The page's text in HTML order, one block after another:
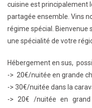
cuisine est principalement
partagée ensemble. Vins
régime spécial. Bienvenue
une spécialité de votre
Hébergement en sus,
-> 20€/nuitée en grande
-> 30€/nuitée dans la
-> 20€ /nuitée en